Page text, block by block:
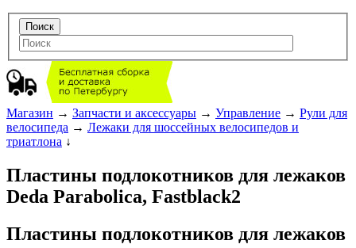
Магазин → Запчасти и аксессуары → Управление → Рули для
велосипеда → Лежаки для шоссейных велосипедов и
триатлона ↓
Пластины подлокотников для лежаков
Deda Parabolica, Fastblack2
Пластины подлокотников для лежаков